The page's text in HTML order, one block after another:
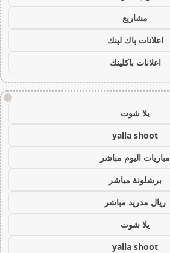
مشاريع
اعلانات باك لينك
اعلانات باكلينك
!
يلا شوت
yalla shoot
مباريات اليوم مباشر
برشلونة مباشر
ريال مدريد مباشر
يلا شوت
yalla shoot